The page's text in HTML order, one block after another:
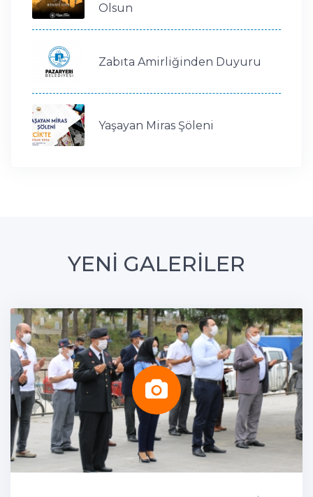
Olsun
Zabıta Amirliğinden Duyuru
Yaşayan Miras Şöleni
YENİ GALERİLER